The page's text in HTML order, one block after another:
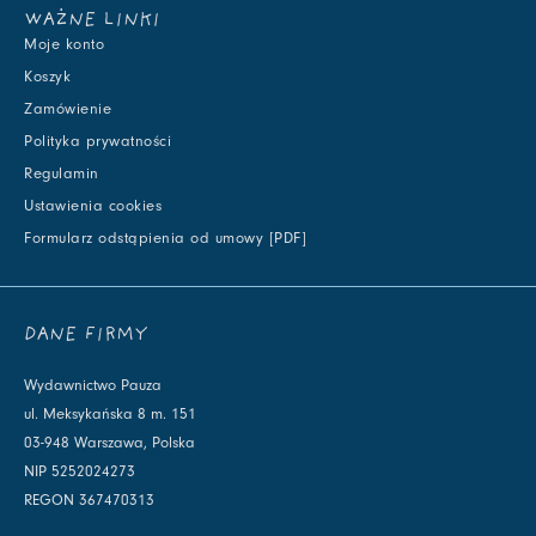
WAŻNE LINKI
Moje konto
Koszyk
Zamówienie
Polityka prywatności
Regulamin
Ustawienia cookies
Formularz odstąpienia od umowy [PDF]
DANE FIRMY
Wydawnictwo Pauza
ul. Meksykańska 8 m. 151
03-948 Warszawa, Polska
NIP 5252024273
REGON 367470313